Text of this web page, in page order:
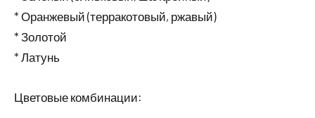
* Оранжевый (терракотовый, ржавый)
* Золотой
* Латунь
Цветовые комбинации: